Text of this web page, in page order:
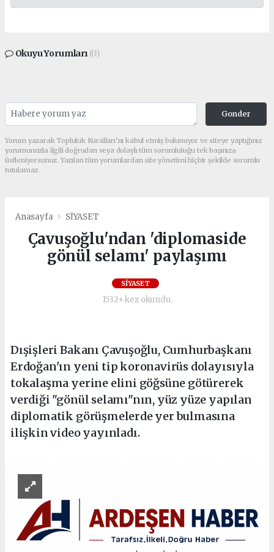
Okuyu Yorumları (0)
Gonder
Yorum yazarak Topluluk Kuralları’nı kabul etmiş bulunuyor ve siteye yaptığınız
yorumunuzla ilgili doğrudan veya dolaylı tüm sorumluluğu tek başınıza
üstleniyorsunuz. Yazılan tüm yorumlardan site yönetimi hiçbir şekilde sorumlu
tutulamaz.
Anasayfa SİYASET
Çavuşoğlu'ndan 'diplomaside
gönül selamı' paylaşımı
SİYASET
1532+ kez okundu.
Dışişleri Bakanı Çavuşoğlu, Cumhurbaşkanı
Erdoğan'ın yeni tip koronavirüs dolayısıyla
tokalaşma yerine elini göğsüne götürerek
verdiği "gönül selamı"nın, yüz yüze yapılan
diplomatik görüşmelerde yer bulmasına
ilişkin video yayınladı.